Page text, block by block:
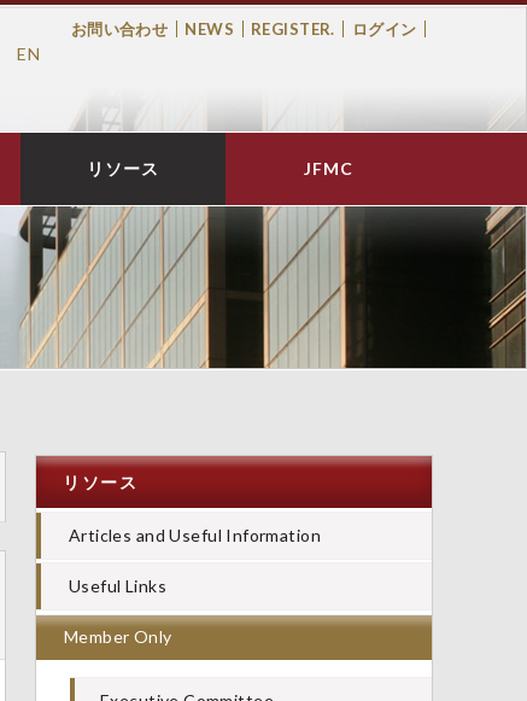
お問い合わせ NEWS REGISTER. ログイン
EN
リソース JFMC
リソース
Articles and Useful Information
Useful Links
Member Only